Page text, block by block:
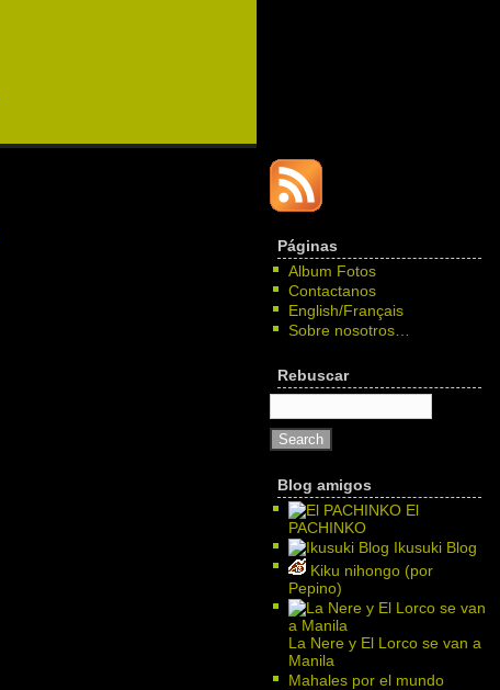
Páginas
Album Fotos
Contactanos
English/Français
Sobre nosotros…
Rebuscar
Blog amigos
El
PACHINKO
Ikusuki Blog
Kiku nihongo (por
Pepino)
La Nere y El Lorco se van a
Manila
Mahales por el mundo